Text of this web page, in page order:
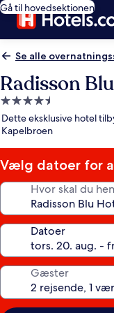
Gå til hovedsektionen
Se alle
Radisson
4.5-
stjernet
overnatningssted
Dette eksklusive hotel
Kapelbroen
Vælg datoer for
Hvor skal du
Datoer
Gæster